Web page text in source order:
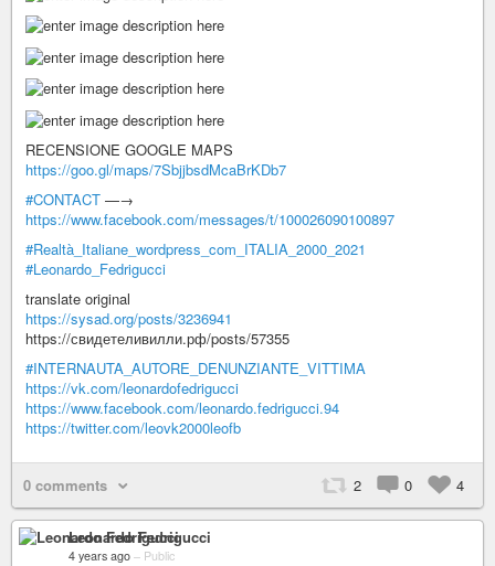
RECENSIONE GOOGLE MAPS
https://goo.gl/maps/7SbjjbsdMcaBrKDb7
#CONTACT —→
https://www.facebook.com/messages/t/100026090100897
#Realtà_Italiane_wordpress_com_ITALIA_2000_2021
#Leonardo_Fedrigucci
translate original
https://sysad.org/posts/3236941
https://свидетеливилли.рф/posts/57355
#INTERNAUTA_AUTORE_DENUNZIANTE_VITTIMA
https://vk.com/leonardofedrigucci
https://www.facebook.com/leonardo.fedrigucci.94
https://twitter.com/leovk2000leofb
0 comments 2 0 4
Leonardo Fedrigucci
4 years ago – Public